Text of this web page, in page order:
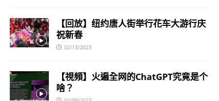
【回放】纽约唐人街举行花车大游行庆
祝新春
02/13/2023
【視頻】火遍全网的ChatGPT究竟是个
啥？